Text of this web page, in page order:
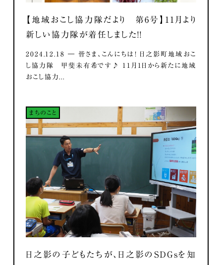
【地域おこし協力隊だより 第6号】11月より
新しい協力隊が着任しました！！
2024.12.18 ― 皆さま、こんにちは！ 日之影町地域おこ
し協力隊 甲斐未有希です♪ 11月1日から新たに地域
おこし協力...
まちのこと
日之影の子どもたちが、日之影のSDGsを知